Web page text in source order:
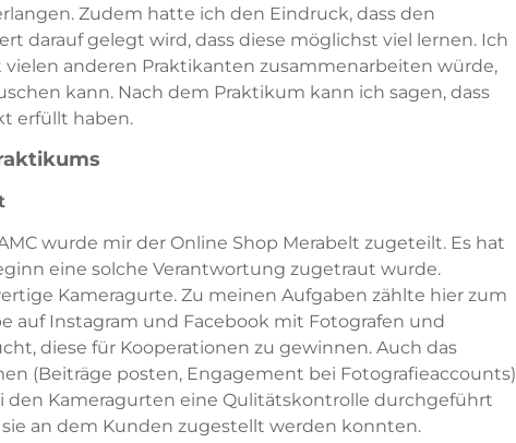
Zudem hatte ich den Eindruck, dass den
darauf gelegt wird, dass diese möglichst viel lernen. Ich
anderen Praktikanten zusammenarbeiten würde,
kann. Nach dem Praktikum kann ich sagen, dass
erfüllt haben.
wurde mir der Online Shop Merabelt zugeteilt. Es hat
eine solche Verantwortung zugetraut wurde.
Kameragurte. Zu meinen Aufgaben zählte hier zum
auf Instagram und Facebook mit Fotografen und
diese für Kooperationen zu gewinnen. Auch das
(Beiträge posten, Engagement bei Fotografieaccounts)
den Kameragurten eine Qulitätskontrolle durchgeführt
an dem Kunden zugestellt werden konnten.